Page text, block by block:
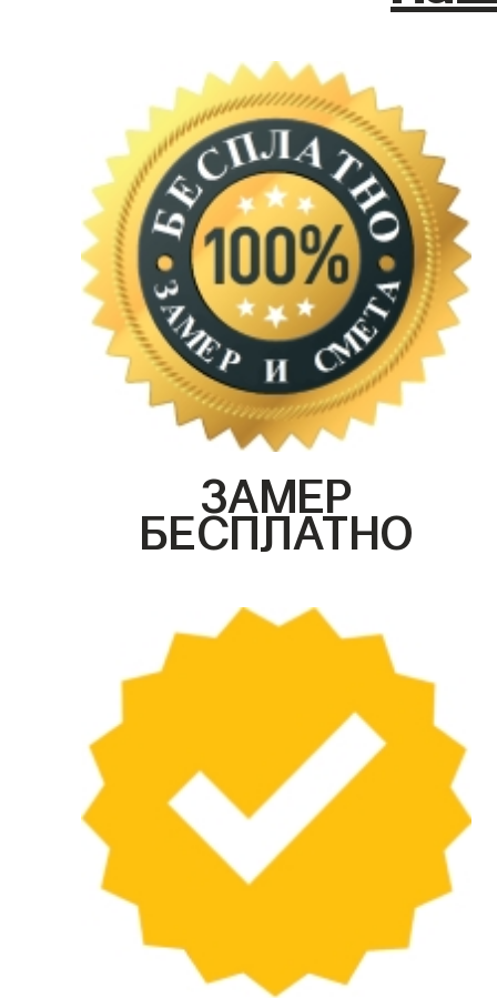
ЗАМЕР
БЕСПЛАТНО